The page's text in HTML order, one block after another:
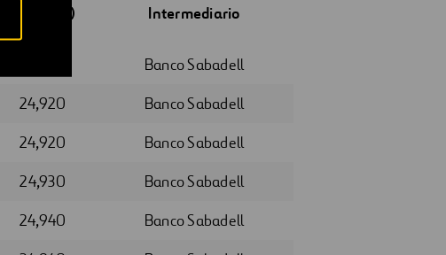
Precio (€) Intermediario
Banco Sabadell
24,920
Banco Sabadell
24,920
Banco Sabadell
24,930
Banco Sabadell
24,940
Banco Sabadell